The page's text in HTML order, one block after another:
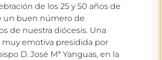
de los 25 y 50 años de
un buen número de
de nuestra diócesis. Una
emotiva presidida por
D. José Mª Yanguas, en la